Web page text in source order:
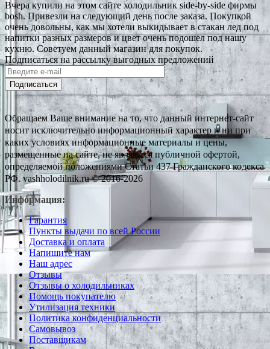
Вчера купили на этом сайте холодильник side-by-side фирмы
bosh. Привезли на следующий день после заказа. Покупкой
очень довольны, как мы хотели выкидывает в стакан лед под
напитки разных размеров и цвет очень подошел под нашу
кухню. Советуем данный магазин для покупок.
Подписаться на рассылку выгодных предложений
Подписаться
Обращаем Ваше внимание на то, что данный интернет-сайт
носит исключительно информационный характер и ни при
каких условиях информационные материалы и цены,
размещенные на сайте, не являются публичной офертой,
определяемой положениями Статьи 437 Гражданского кодекса
РФ. vashholodilnik.ru © 2016-2026
Информация:
Гарантия
Пункты выдачи по всей России
Доставка и оплата
Напишите нам
Наш адрес
Отзывы
Отзывы о холодильниках
Помощь покупателю
Утилизация техники
Политика конфиденциальности
Самовывоз
Поставщикам